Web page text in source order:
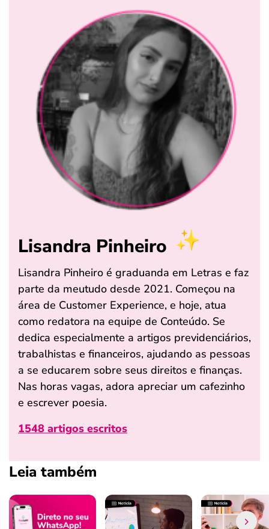
Lisandra Pinheiro
Lisandra Pinheiro é graduanda em Letras e faz
parte da meutudo desde 2021. Começou na
área de Customer Experience, e hoje, atua
como redatora na equipe de Conteúdo. Se
dedica especialmente a artigos previdenciários,
trabalhistas e financeiros, ajudando as pessoas
a se educarem sobre seus direitos e finanças.
Nas horas vagas, adora apreciar um cafezinho
e escrever poesia.
1548 artigos escritos
Leia também